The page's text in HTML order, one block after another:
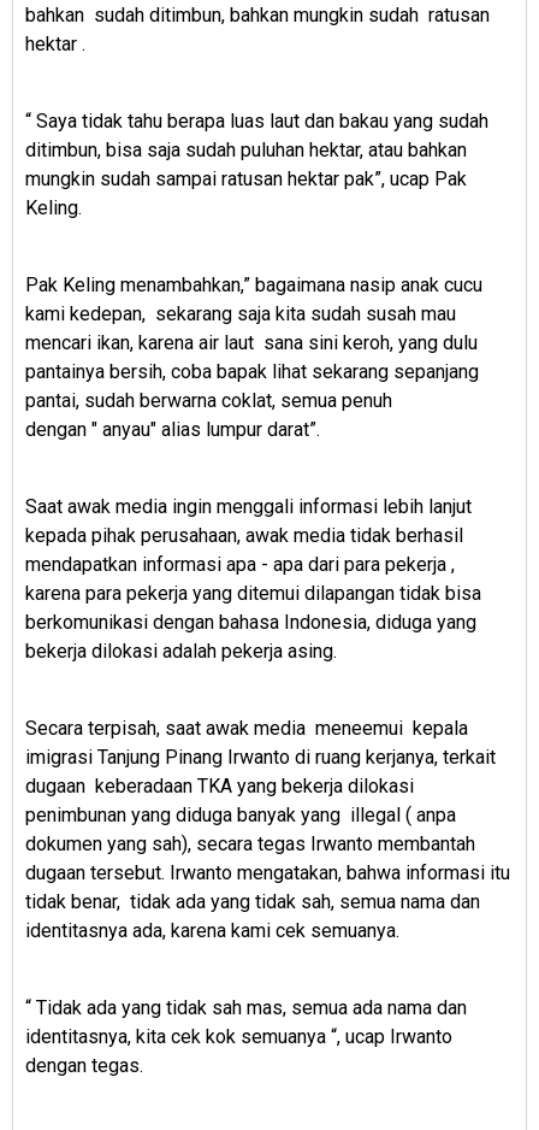
bahkan sudah ditimbun, bahkan mungkin sudah ratusan
hektar .
“ Saya tidak tahu berapa luas laut dan bakau yang sudah
ditimbun, bisa saja sudah puluhan hektar, atau bahkan
mungkin sudah sampai ratusan hektar pak”, ucap Pak
Keling.
Pak Keling menambahkan,” bagaimana nasip anak cucu
kami kedepan, sekarang saja kita sudah susah mau
mencari ikan, karena air laut sana sini keroh, yang dulu
pantainya bersih, coba bapak lihat sekarang sepanjang
pantai, sudah berwarna coklat, semua penuh
dengan " anyau" alias lumpur darat”.
Saat awak media ingin menggali informasi lebih lanjut
kepada pihak perusahaan, awak media tidak berhasil
mendapatkan informasi apa - apa dari para pekerja ,
karena para pekerja yang ditemui dilapangan tidak bisa
berkomunikasi dengan bahasa Indonesia, diduga yang
bekerja dilokasi adalah pekerja asing.
Secara terpisah, saat awak media meneemui kepala
imigrasi Tanjung Pinang Irwanto di ruang kerjanya, terkait
dugaan keberadaan TKA yang bekerja dilokasi
penimbunan yang diduga banyak yang illegal ( anpa
dokumen yang sah), secara tegas Irwanto membantah
dugaan tersebut. Irwanto mengatakan, bahwa informasi itu
tidak benar, tidak ada yang tidak sah, semua nama dan
identitasnya ada, karena kami cek semuanya.
“ Tidak ada yang tidak sah mas, semua ada nama dan
identitasnya, kita cek kok semuanya “, ucap Irwanto
dengan tegas.